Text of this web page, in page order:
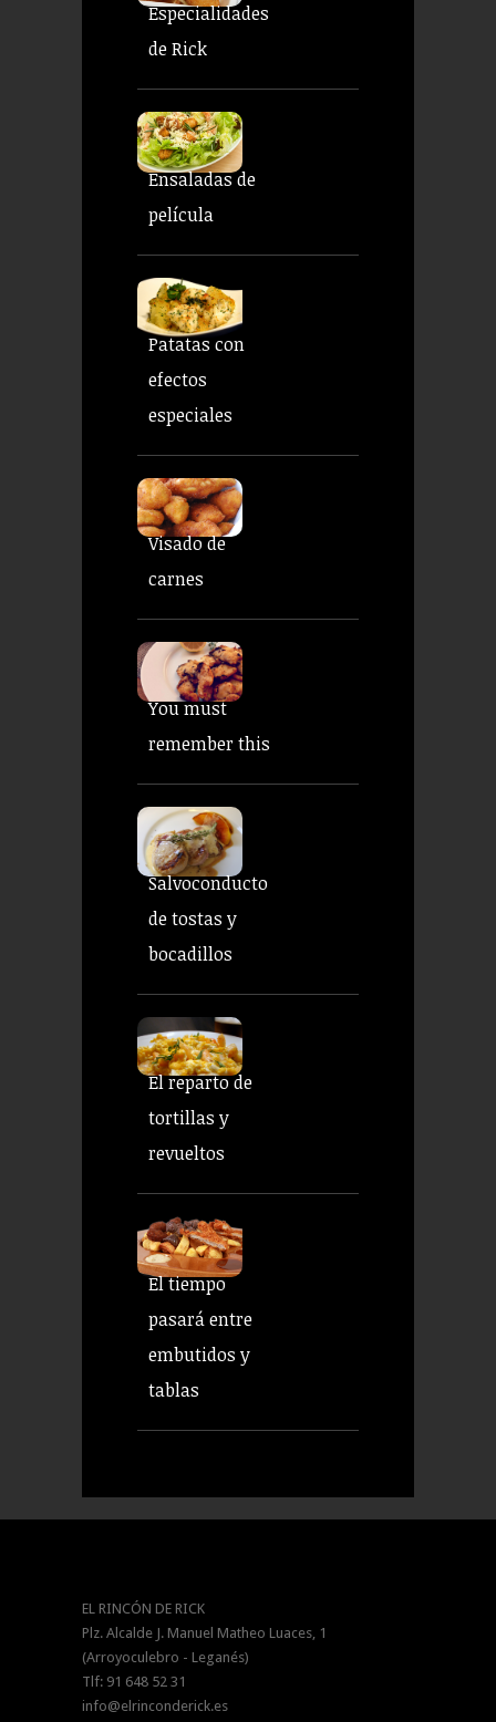
Especialidades
de Rick
Ensaladas de
película
Patatas con
efectos
especiales
Visado de
carnes
You must
remember this
Salvoconducto
de tostas y
bocadillos
El reparto de
tortillas y
revueltos
El tiempo
pasará entre
embutidos y
tablas
EL RINCÓN DE RICK
Plz. Alcalde J. Manuel Matheo Luaces, 1
(Arroyoculebro - Leganés)
Tlf: 91 648 52 31
info@elrinconderick.es